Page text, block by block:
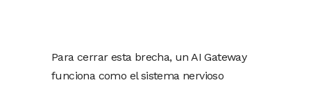
Para cerrar esta brecha, un AI Gateway
funciona como el sistema nervioso